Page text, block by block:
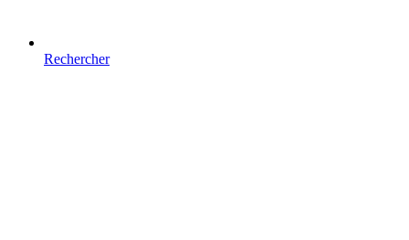
Rechercher